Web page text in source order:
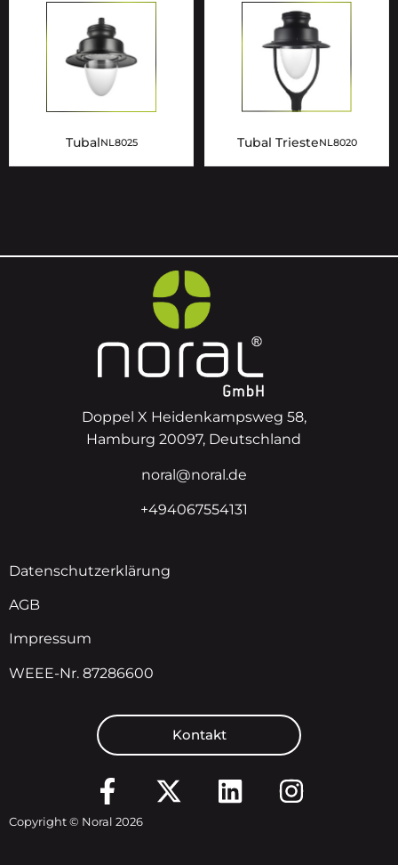
TubalNL8025 Tubal TriesteNL8020
Doppel X Heidenkampsweg 58,
Hamburg 20097, Deutschland
noral@noral.de
+494067554131
Datenschutzerklärung
AGB
Impressum
WEEE-Nr. 87286600
Kontakt
Copyright © Noral 2026